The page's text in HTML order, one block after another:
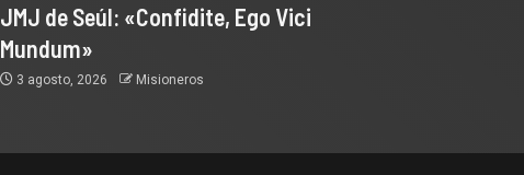
JMJ de Seúl: «Confidite, Ego Vici
Mundum»
3 agosto, 2026 Misioneros